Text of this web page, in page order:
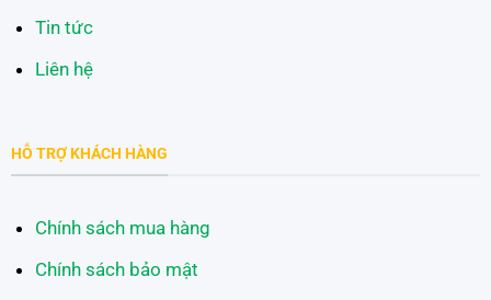
Tin tức
Liên hệ
HỖ TRỢ KHÁCH HÀNG
Chính sách mua hàng
Chính sách bảo mật